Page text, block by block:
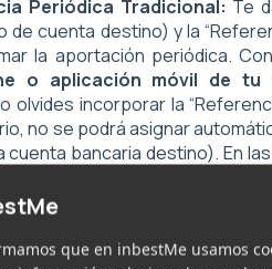
que en inbestMe usamos
Periódica Tradicional: Te
de cuenta destino) y la
la aportación periódica.
o aplicación móvil de
olvides incorporar la
no se podrá asignar
cuenta bancaria destino). En
puedes elegir el día
sea los días 1 de cada mes).
los dos casos anteriores,la